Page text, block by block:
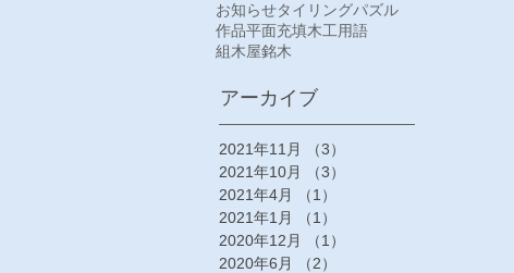
お知らせタイリングパズル
作品平面充填木工用語
組木屋銘木
アーカイブ
2021年11月 （3）
2021年10月
（3）
2021年4月
（1）
2021年1月
（1）
2020年12月
（1）
2020年6月
（2）